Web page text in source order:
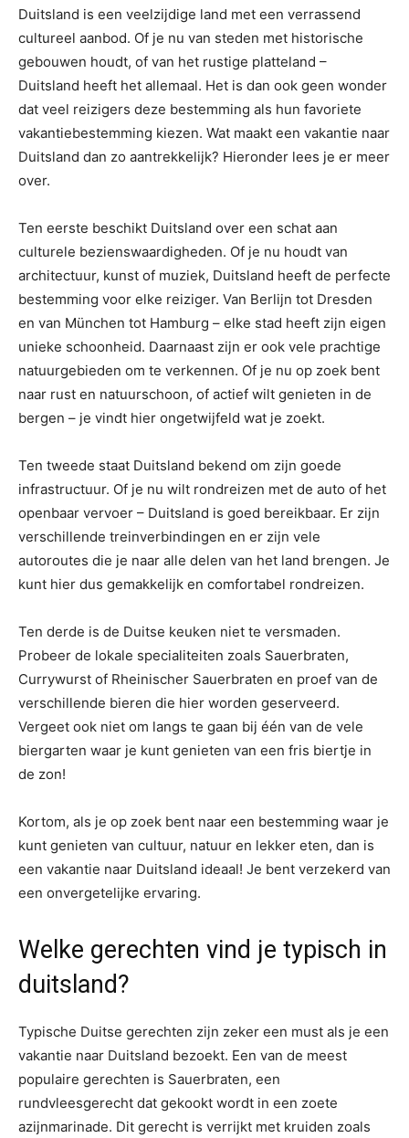
Duitsland is een veelzijdige land met een verrassend
cultureel aanbod. Of je nu van steden met historische
gebouwen houdt, of van het rustige platteland –
Duitsland heeft het allemaal. Het is dan ook geen wonder
dat veel reizigers deze bestemming als hun favoriete
vakantiebestemming kiezen. Wat maakt een vakantie naar
Duitsland dan zo aantrekkelijk? Hieronder lees je er meer
over.
Ten eerste beschikt Duitsland over een schat aan
culturele bezienswaardigheden. Of je nu houdt van
architectuur, kunst of muziek, Duitsland heeft de perfecte
bestemming voor elke reiziger. Van Berlijn tot Dresden
en van München tot Hamburg – elke stad heeft zijn eigen
unieke schoonheid. Daarnaast zijn er ook vele prachtige
natuurgebieden om te verkennen. Of je nu op zoek bent
naar rust en natuurschoon, of actief wilt genieten in de
bergen – je vindt hier ongetwijfeld wat je zoekt.
Ten tweede staat Duitsland bekend om zijn goede
infrastructuur. Of je nu wilt rondreizen met de auto of het
openbaar vervoer – Duitsland is goed bereikbaar. Er zijn
verschillende treinverbindingen en er zijn vele
autoroutes die je naar alle delen van het land brengen. Je
kunt hier dus gemakkelijk en comfortabel rondreizen.
Ten derde is de Duitse keuken niet te versmaden.
Probeer de lokale specialiteiten zoals Sauerbraten,
Currywurst of Rheinischer Sauerbraten en proef van de
verschillende bieren die hier worden geserveerd.
Vergeet ook niet om langs te gaan bij één van de vele
biergarten waar je kunt genieten van een fris biertje in
de zon!
Kortom, als je op zoek bent naar een bestemming waar je
kunt genieten van cultuur, natuur en lekker eten, dan is
een vakantie naar Duitsland ideaal! Je bent verzekerd van
een onvergetelijke ervaring.
Welke gerechten vind je typisch in
duitsland?
Typische Duitse gerechten zijn zeker een must als je een
vakantie naar Duitsland bezoekt. Een van de meest
populaire gerechten is Sauerbraten, een
rundvleesgerecht dat gekookt wordt in een zoete
azijnmarinade. Dit gerecht is verrijkt met kruiden zoals